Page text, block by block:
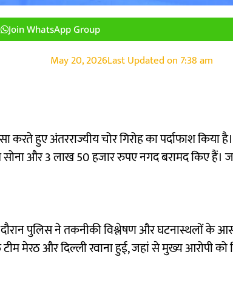
Join WhatsApp Group
May 20, 2026Last Updated on 7:38 am
करते हुए अंतरराज्यीय चोर गिरोह का पर्दाफाश किया
सोना और 3 लाख 50 हजार रुपए नगद बरामद किए
दौरान पुलिस ने तकनीकी विश्लेषण और घटनास्थलों के
मेरठ और दिल्ली रवाना हुई, जहां से मुख्य आरोपी